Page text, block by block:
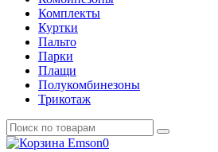
Комплекты
Куртки
Пальто
Парки
Плащи
Полукомбинезоны
Трикотаж
0